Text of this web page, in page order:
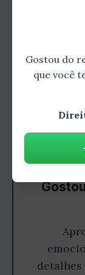
Gostou do
que você